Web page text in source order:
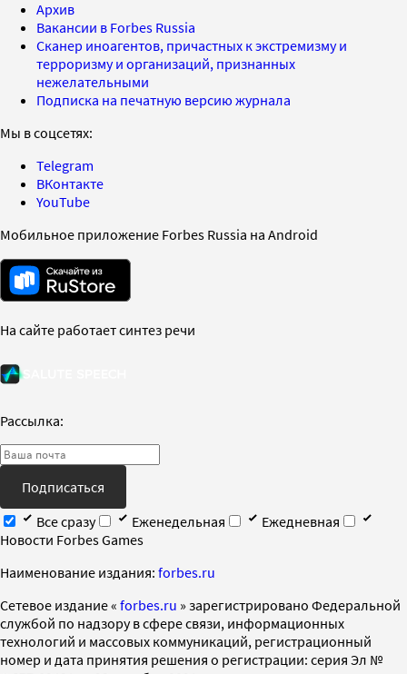
Архив
Вакансии в Forbes Russia
Сканер иноагентов, причастных к экстремизму и
терроризму и организаций, признанных
нежелательными
Подписка на печатную версию журнала
Мы в соцсетях:
Telegram
ВКонтакте
YouTube
Мобильное приложение Forbes Russia на Android
На сайте работает синтез речи
Рассылка:
Подписаться
Все сразу
Еженедельная
Ежедневная
Новости Forbes Games
Наименование издания: forbes.ru
Cетевое издание « forbes.ru » зарегистрировано Федеральной
службой по надзору в сфере связи, информационных
технологий и массовых коммуникаций, регистрационный
номер и дата принятия решения о регистрации: серия Эл №